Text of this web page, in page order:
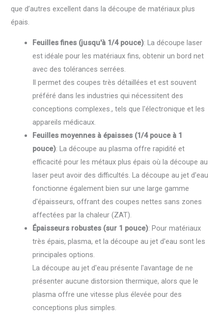
que d’autres excellent dans la découpe de matériaux plus
épais.
Feuilles fines (jusqu'à 1/4 pouce): La découpe laser
est idéale pour les matériaux fins, obtenir un bord net
avec des tolérances serrées.
Il permet des coupes très détaillées et est souvent
préféré dans les industries qui nécessitent des
conceptions complexes., tels que l'électronique et les
appareils médicaux.
Feuilles moyennes à épaisses (1/4 pouce à 1
pouce): La découpe au plasma offre rapidité et
efficacité pour les métaux plus épais où la découpe au
laser peut avoir des difficultés. La découpe au jet d'eau
fonctionne également bien sur une large gamme
d'épaisseurs, offrant des coupes nettes sans zones
affectées par la chaleur (ZAT).
Épaisseurs robustes (sur 1 pouce): Pour matériaux
très épais, plasma, et la découpe au jet d'eau sont les
principales options.
La découpe au jet d'eau présente l'avantage de ne
présenter aucune distorsion thermique, alors que le
plasma offre une vitesse plus élevée pour des
conceptions plus simples.